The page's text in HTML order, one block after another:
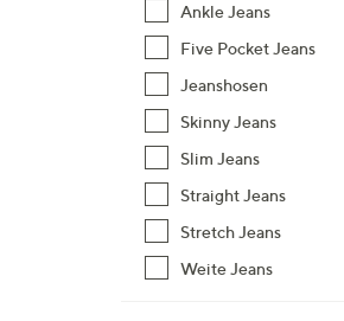
Ankle Jeans
Five Pocket Jeans
Jeanshosen
Skinny Jeans
Slim Jeans
Straight Jeans
Stretch Jeans
Weite Jeans